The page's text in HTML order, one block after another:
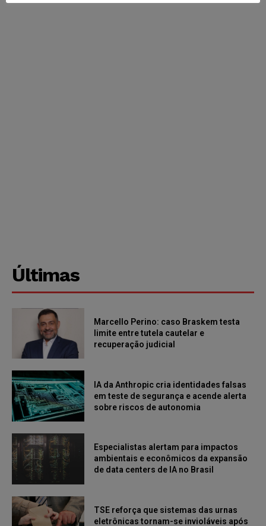
Últimas
Marcello Perino: caso Braskem testa
limite entre tutela cautelar e
recuperação judicial
IA da Anthropic cria identidades falsas
em teste de segurança e acende alerta
sobre riscos de autonomia
Especialistas alertam para impactos
ambientais e econômicos da expansão
de data centers de IA no Brasil
TSE reforça que sistemas das urnas
eletrônicas tornam-se invioláveis após